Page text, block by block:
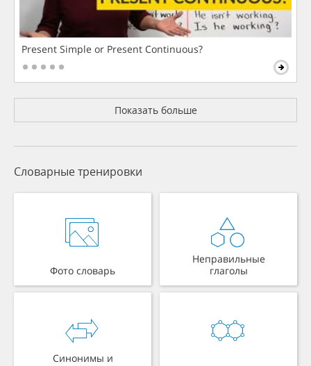
Present Simple or Present Continuous?
Показать больше
Словарные тренировки
Фото словарь
Неправильные
глаголы
Синонимы и